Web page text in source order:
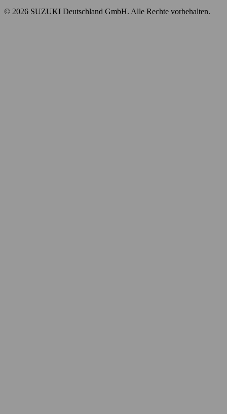
© 2026 SUZUKI Deutschland GmbH. Alle Rechte vorbehalten.